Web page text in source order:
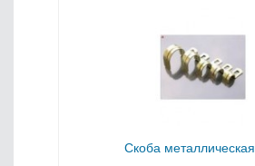
Cкоба металлическая